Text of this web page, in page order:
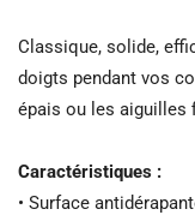
Classique, solide,
doigts pendant vos
épais ou les aiguilles
Caractéristiques :
• Surface